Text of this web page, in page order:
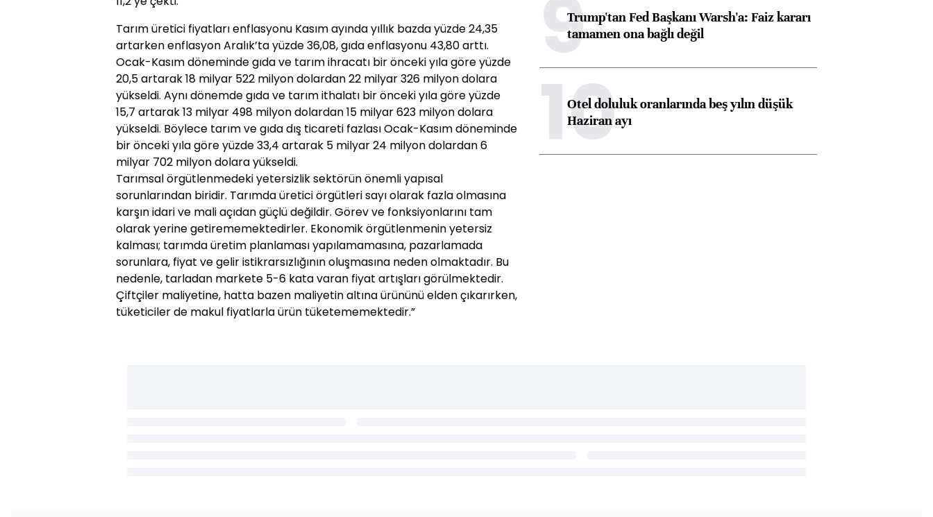
Tarım üretici fiyatları enflasyonu Kasım ayında yıllık bazda yüzde 24,35
artarken enflasyon Aralık’ta yüzde 36,08, gıda enflasyonu 43,80 arttı.
Ocak-Kasım döneminde gıda ve tarım ihracatı bir önceki yıla göre yüzde
20,5 artarak 18 milyar 522 milyon dolardan 22 milyar 326 milyon dolara
yükseldi. Aynı dönemde gıda ve tarım ithalatı bir önceki yıla göre yüzde
15,7 artarak 13 milyar 498 milyon dolardan 15 milyar 623 milyon dolara
yükseldi. Böylece tarım ve gıda dış ticareti fazlası Ocak-Kasım döneminde
bir önceki yıla göre yüzde 33,4 artarak 5 milyar 24 milyon dolardan 6
milyar 702 milyon dolara yükseldi.
Tarımsal örgütlenmedeki yetersizlik sektörün önemli yapısal
sorunlarından biridir. Tarımda üretici örgütleri sayı olarak fazla olmasına
karşın idari ve mali açıdan güçlü değildir. Görev ve fonksiyonlarını tam
olarak yerine getirememektedirler. Ekonomik örgütlenmenin yetersiz
kalması; tarımda üretim planlaması yapılamamasına, pazarlamada
sorunlara, fiyat ve gelir istikrarsızlığının oluşmasına neden olmaktadır. Bu
nedenle, tarladan markete 5-6 kata varan fiyat artışları görülmektedir.
Çiftçiler maliyetine, hatta bazen maliyetin altına ürününü elden çıkarırken,
tüketiciler de makul fiyatlarla ürün tüketememektedir.”
9Trump'tan Fed Başkanı Warsh'a: Faiz kararı
tamamen ona bağlı değil
10
Otel doluluk oranlarında beş yılın düşük
Haziran ayı